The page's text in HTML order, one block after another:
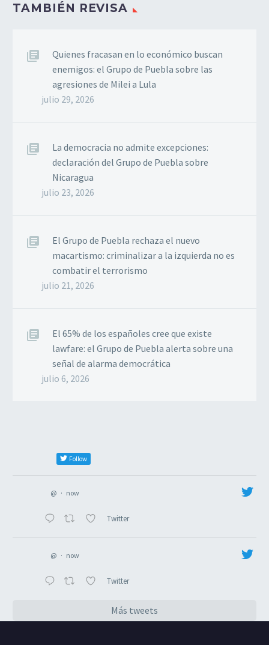
TAMBIÉN REVISA
Quienes fracasan en lo económico buscan
enemigos: el Grupo de Puebla sobre las
agresiones de Milei a Lula
julio 29, 2026
La democracia no admite excepciones:
declaración del Grupo de Puebla sobre
Nicaragua
julio 23, 2026
El Grupo de Puebla rechaza el nuevo
macartismo: criminalizar a la izquierda no es
combatir el terrorismo
julio 21, 2026
El 65% de los españoles cree que existe
lawfare: el Grupo de Puebla alerta sobre una
señal de alarma democrática
julio 6, 2026
Follow
@ · now
Twitter
@ · now
Twitter
Más tweets